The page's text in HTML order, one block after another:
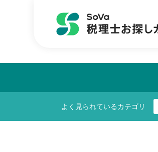
よく見られているカテゴリ
よく見られているカテゴリ